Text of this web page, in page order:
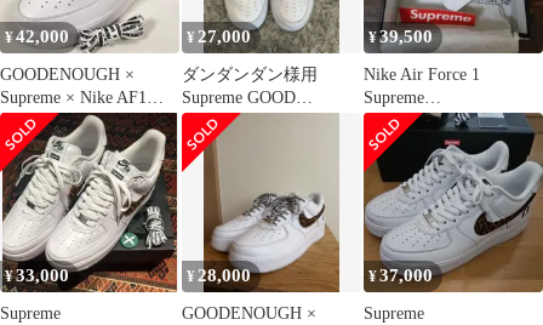
¥42,000
GOODENOUGH ×
Supreme × Nike AF1
28cm
¥ 27,000
ダンダンダン様用
Supreme GOOD
ENOUGH AIR
¥39,500
Nike Air Force 1
Supreme
GOODENOUGH
¥33,000
Supreme
¥ 28,000
GOODENOUGH ×
¥37,000
Supreme